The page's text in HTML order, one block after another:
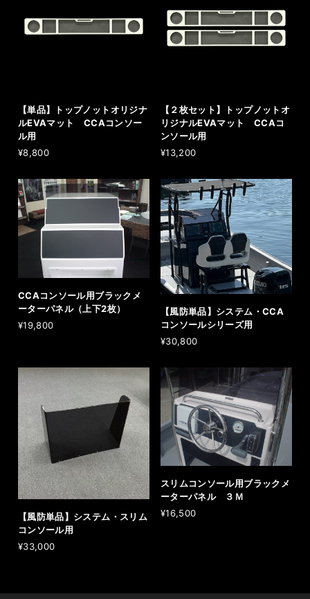
【単品】トップノットオリジナ
ルEVAマット CCAコンソー
ル用
¥8,800
【２枚セット】トップノットオ
リジナルEVAマット CCAコ
ンソール用
¥13,200
CCAコンソール用ブラックメ
ーターパネル（上下2枚）
¥19,800
【風防単品】システム・CCA
コンソールシリーズ用
¥30,800
【風防単品】システム・スリム
コンソール用
¥33,000
スリムコンソール用ブラックメ
ーターパネル ３Ｍ
¥16,500